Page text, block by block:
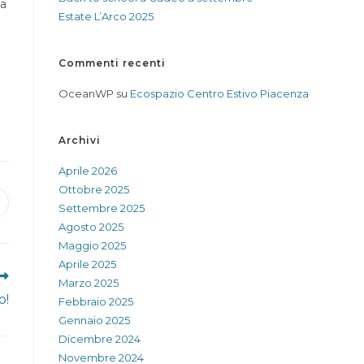
Estate L’Arco 2025
Commenti recenti
OceanWP su Ecospazio Centro Estivo Piacenza
Archivi
Aprile 2026
Ottobre 2025
Settembre 2025
Agosto 2025
Maggio 2025
Aprile 2025
Marzo 2025
Febbraio 2025
Gennaio 2025
Dicembre 2024
Novembre 2024